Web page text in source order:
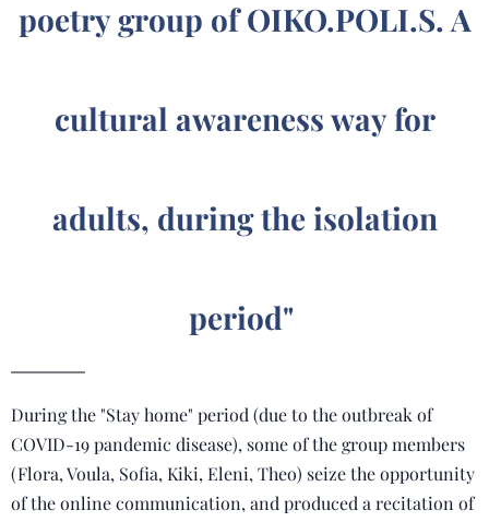
poetry group of OIKO.POLI.S. A
cultural awareness way for
adults, during the isolation
period"
During the "Stay home" period (due to the outbreak of
COVID-19 pandemic disease), some of the group members
(Flora, Voula, Sofia, Kiki, Eleni, Theo) seize the opportunity
of the online communication, and produced a recitation of